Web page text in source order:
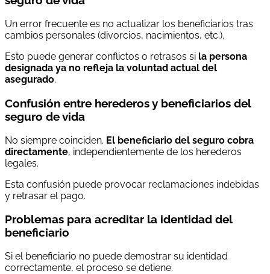
Un error frecuente es no actualizar los beneficiarios tras
cambios personales (divorcios, nacimientos, etc.).
Esto puede generar conflictos o retrasos si la persona
designada ya no refleja la voluntad actual del
asegurado.
Confusión entre herederos y beneficiarios del
seguro de vida
No siempre coinciden. El beneficiario del seguro cobra
directamente, independientemente de los herederos
legales.
Esta confusión puede provocar reclamaciones indebidas
y retrasar el pago.
Problemas para acreditar la identidad del
beneficiario
Si el beneficiario no puede demostrar su identidad
correctamente, el proceso se detiene.